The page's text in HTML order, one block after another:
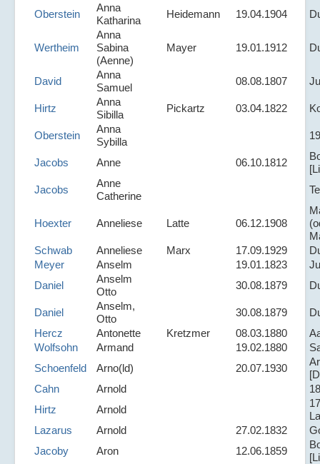
Oberstein
Anna
Katharina
Heidemann 19.04.1904
Wertheim
Anna
Sabina
(Aenne)
Mayer 19.01.1912
David
Anna
Samuel
08.08.1807
Hirtz
Anna
Sibilla
Pickartz 03.04.1822
Oberstein
Anna
Sybilla
Jacobs Anne 06.10.1812
Jacobs
Anne
Catherine
Hoexter Anneliese Latte 06.12.1908
Schwab
Anneliese Marx 17.09.1929
Meyer
Anselm 19.01.1823
Daniel
Anselm
Otto
30.08.1879
Daniel
Anselm,
Otto
30.08.1879
Hercz
Antonette Kretzmer 08.03.1880
Wolfsohn
Armand 19.02.1880
Schoenfeld
Arno(ld) 20.07.1930
Cahn
Arnold
Hirtz
Arnold
Lazarus
Arnold 27.02.1832
Jacoby
Aron 12.06.1859